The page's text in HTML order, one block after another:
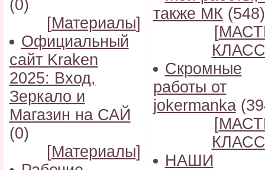
(0)
[Материалы]
Официальный
сайт Kraken
2025: Вход,
Зеркало и
Магазин на САЙ
(0)
[Материалы]
также МК (548)
[
Скромные
работы от
jokermanka
[
НАШИ